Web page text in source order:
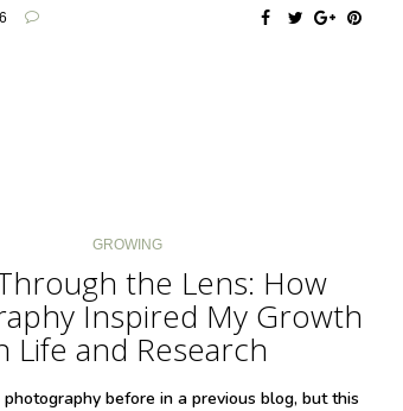
GROWING
the Lens: How
Inspired My Growth
Life and Research
photography before in a previous blog, but this